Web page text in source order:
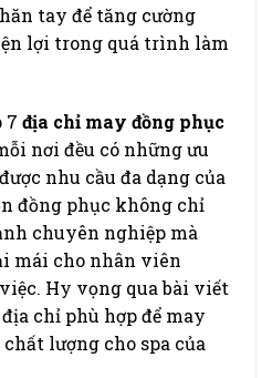
tay để tăng cường
lợi trong quá trình làm
7 địa chỉ may đồng phục
nơi đều có những ưu
nhu cầu đa dạng của
đồng phục không chỉ
chuyên nghiệp mà
mái cho nhân viên
Hy vọng qua bài viết
chỉ phù hợp để may
lượng cho spa của